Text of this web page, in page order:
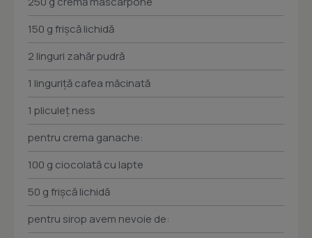
150 g frişcă lichidă
2 linguri zahăr pudră
1 linguriţă cafea măcinată
1 pliculeţ ness
pentru crema ganache:
100 g ciocolată cu lapte
50 g frişcă lichidă
pentru sirop avem nevoie de: